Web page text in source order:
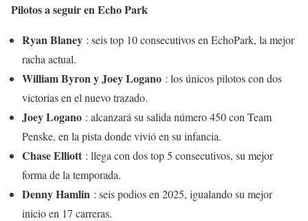
Pilotos a seguir en Echo Park
Ryan Blaney : seis top 10 consecutivos en EchoPark, la mejor
racha actual.
William Byron y Joey Logano : los únicos pilotos con dos
victorias en el nuevo trazado.
Joey Logano : alcanzará su salida número 450 con Team
Penske, en la pista donde vivió en su infancia.
Chase Elliott : llega con dos top 5 consecutivos, su mejor
forma de la temporada.
Denny Hamlin : seis podios en 2025, igualando su mejor
inicio en 17 carreras.